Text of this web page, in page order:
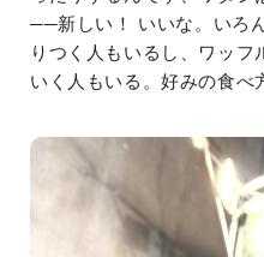
──新しい！ いいな。いろ
りつく人もいるし、ワッフ
いく人もいる。好みの食べ